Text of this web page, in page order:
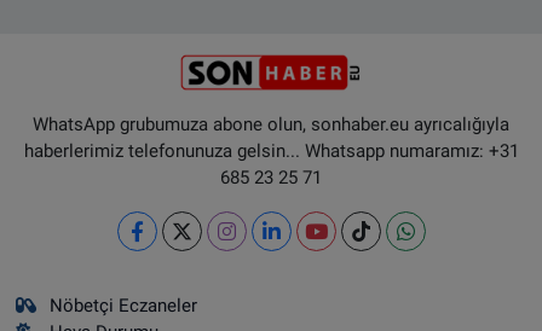
WhatsApp grubumuza abone olun, sonhaber.eu ayrıcalığıyla
haberlerimiz telefonunuza gelsin... Whatsapp numaramız: +31
685 23 25 71
Nöbetçi Eczaneler